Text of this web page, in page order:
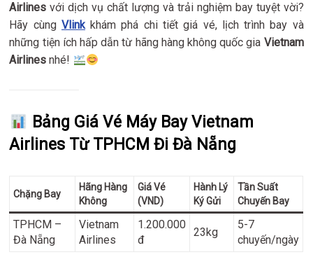
Airlines với dịch vụ chất lượng và trải nghiệm bay tuyệt vời?
Hãy cùng Vlinkkhám phá chi tiết giá vé, lịch trình bay và
những tiện ích hấp dẫn từ hãng hàng không quốc gia Vietnam
Airlines nhé!
Bảng Giá Vé Máy Bay Vietnam
Airlines Từ TPHCM Đi Đà Nẵng
Chặng Bay
Hãng Hàng
Không
Giá Vé
(VND)
Hành Lý
Ký Gửi
Tần Suất
Chuyến Bay
TPHCM –
Đà Nẵng
Vietnam
Airlines
1.200.000
đ
23kg
5-7
chuyến/ngày